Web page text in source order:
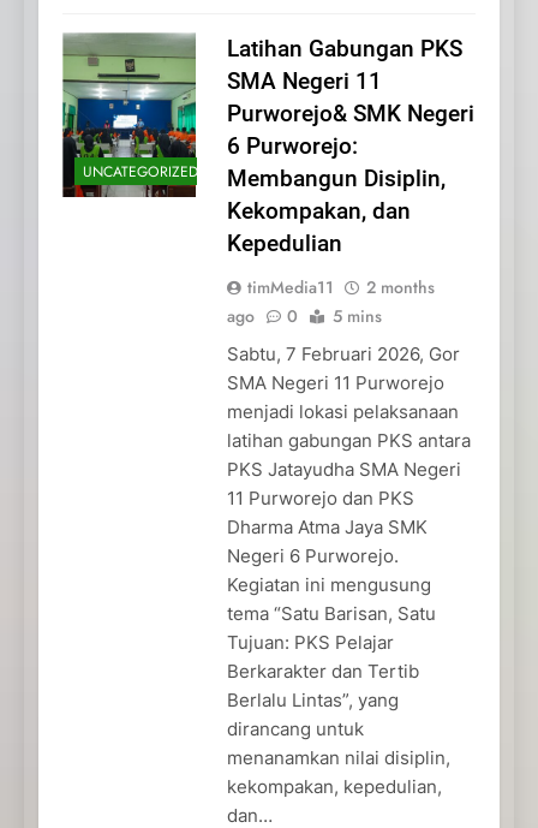
UNCATEGORIZED
Latihan Gabungan PKS
SMA Negeri 11
Purworejo& SMK Negeri
6 Purworejo:
Membangun Disiplin,
Kekompakan, dan
Kepedulian
timMedia11
2 months
ago
0 5 mins
Sabtu, 7 Februari 2026, Gor
SMA Negeri 11 Purworejo
menjadi lokasi pelaksanaan
latihan gabungan PKS antara
PKS Jatayudha SMA Negeri
11 Purworejo dan PKS
Dharma Atma Jaya SMK
Negeri 6 Purworejo.
Kegiatan ini mengusung
tema “Satu Barisan, Satu
Tujuan: PKS Pelajar
Berkarakter dan Tertib
Berlalu Lintas”, yang
dirancang untuk
menanamkan nilai disiplin,
kekompakan, kepedulian,
dan…